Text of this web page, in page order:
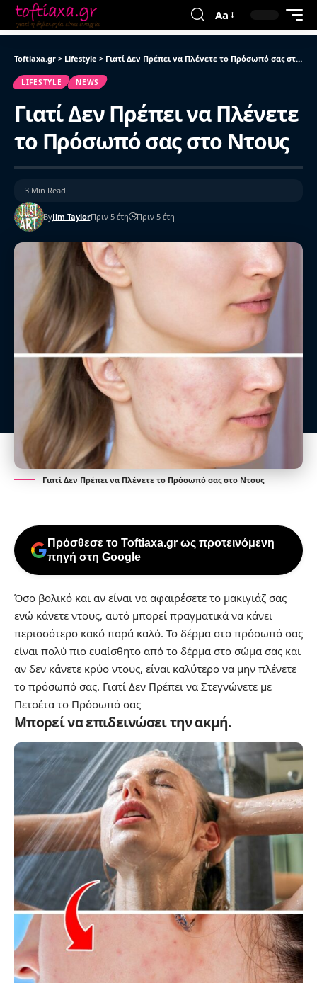
Aa
Toftiaxa.gr > Lifestyle > Γιατί Δεν Πρέπει να Πλένετε το Πρόσωπό σας στο Ντους
LIFESTYLE NEWS
Γιατί Δεν Πρέπει να Πλένετε
το Πρόσωπό σας στο Ντους
ByJim TaylorΠριν 5 έτη Πριν 5 έτη
3 Min Read
Γιατί Δεν Πρέπει να Πλένετε το Πρόσωπό σας στο Ντους
Πρόσθεσε το Toftiaxa.gr ως προτεινόμενη
πηγή στη Google
Όσο βολικό και αν είναι να αφαιρέσετε το μακιγιάζ σας
ενώ κάνετε ντους, αυτό μπορεί πραγματικά να κάνει
περισσότερο κακό παρά καλό. Το δέρμα στο πρόσωπό σας
είναι πολύ πιο ευαίσθητο από το δέρμα στο σώμα σας και
αν δεν κάνετε κρύο ντους, είναι καλύτερο να μην πλένετε
το πρόσωπό σας. Γιατί Δεν Πρέπει να Στεγνώνετε με
Πετσέτα το Πρόσωπό σας
Μπορεί να επιδεινώσει την ακμή.